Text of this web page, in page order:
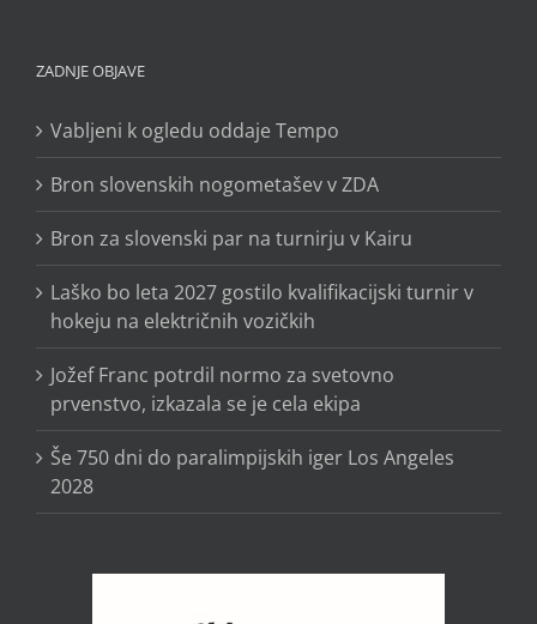
ZADNJE OBJAVE
Vabljeni k ogledu oddaje Tempo
Bron slovenskih nogometašev v ZDA
Bron za slovenski par na turnirju v Kairu
Laško bo leta 2027 gostilo kvalifikacijski turnir v
hokeju na električnih vozičkih
Jožef Franc potrdil normo za svetovno
prvenstvo, izkazala se je cela ekipa
Še 750 dni do paralimpijskih iger Los Angeles
2028